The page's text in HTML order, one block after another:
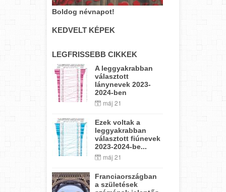
Boldog névnapot!
KEDVELT KÉPEK
LEGFRISSEBB CIKKEK
A leggyakrabban
választott
lánynevek 2023-
2024-ben
máj 21
Ezek voltak a
leggyakrabban
választott fiúnevek
2023-2024-be...
máj 21
Franciaországban
a születések